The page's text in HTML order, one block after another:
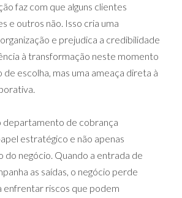
faz com que alguns clientes
e outros não. Isso cria uma
e prejudica a credibilidade
à transformação neste momento
de escolha, mas uma ameaça direta à
departamento de cobrança
estratégico e não apenas
do negócio. Quando a entrada de
as saídas, o negócio perde
enfrentar riscos que podem